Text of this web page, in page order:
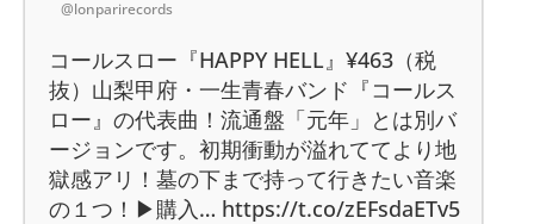
@lonparirecords
コールスロー『HAPPY HELL』¥463（税
抜）山梨甲府・一生青春バンド『コールス
ロー』の代表曲！流通盤「元年」とは別バ
ージョンです。初期衝動が溢れててより地
獄感アリ！墓の下まで持って行きたい音楽
の１つ！▶購入… https://t.co/zEFsdaETv5